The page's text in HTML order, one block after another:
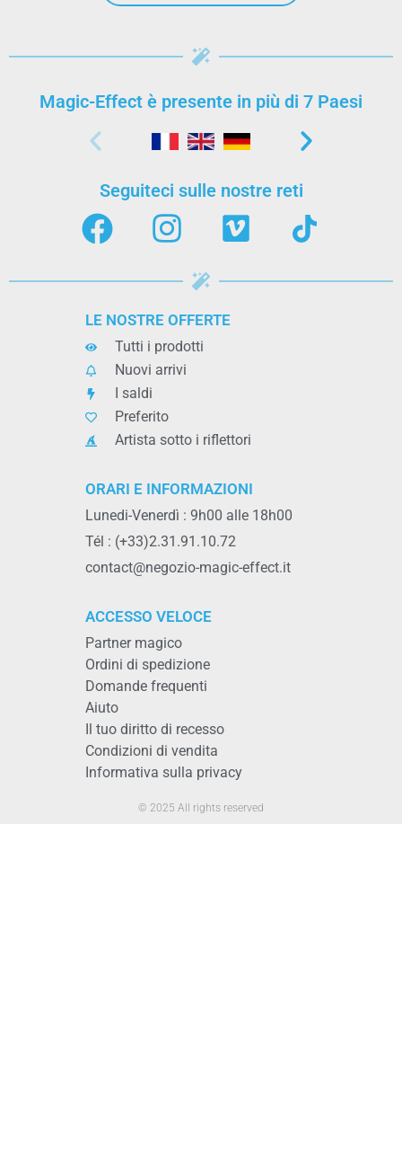
Magic-Effect è presente in più di 7 Paesi
Seguiteci sulle nostre reti
LE NOSTRE OFFERTE
Tutti i prodotti
Nuovi arrivi
I saldi
Preferito
Artista sotto i riflettori
ORARI E INFORMAZIONI
Lunedi-Venerdì : 9h00 alle 18h00
Tél : (+33)2.31.91.10.72
contact@negozio-magic-effect.it
ACCESSO VELOCE
Partner magico
Ordini di spedizione
Domande frequenti
Aiuto
Il tuo diritto di recesso
Condizioni di vendita
Informativa sulla privacy
© 2025 All rights reserved